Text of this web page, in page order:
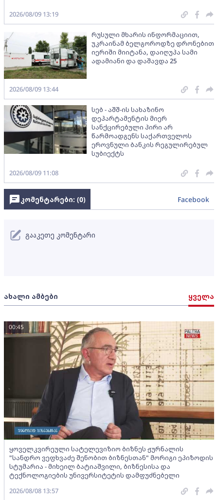
2026/08/09 13:19
რუსული მხარის ინფორმაციით,
უკრაინამ ბელგოროდზე დრონებით
იერიში მიიტანა, დაიღუპა სამი
ადამიანი და დაშავდა 25
2026/08/09 13:44
სებ - აშშ-ის სახაზინო
დეპარტამენტის მიერ
სანქცირებული პირი არ
წარმოადგენს საქართველოს
ეროვნული ბანკის რეგულირებულ
სუბიექტს
2026/08/09 11:08
ახალი ამბები ყველა
ყოველკვირეული სატელევიზიო ბიზნეს ჟურნალის
"სანდრო ვეფხვაძე შენობით ბიზნესთან" მორიგი ეპიზოდის
სტუმარია - მიხეილ ბატიაშვილი, ბიზნესისა და
ტექნოლოგიების უნივერსიტეტის დამფუძნებელი
00:45
2026/08/08 13:57
კომენტარები: (0) Facebook
გააკეთე კომენტარი